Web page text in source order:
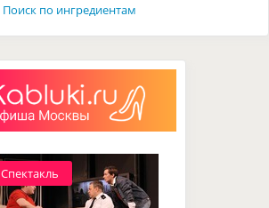
Поиск по ингредиентам
Спектакль